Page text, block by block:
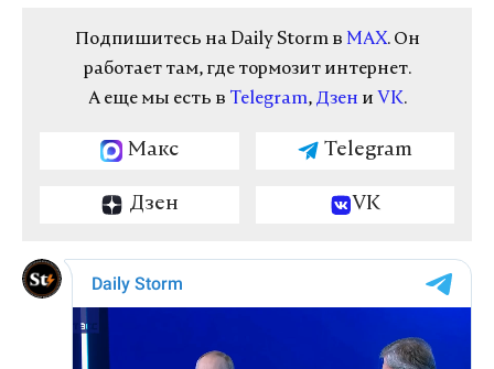
Подпишитесь на Daily Storm в MAX. Он
работает там, где тормозит интернет.
А еще мы есть в Telegram, Дзен и VK.
Макс Telegram
Дзен VK